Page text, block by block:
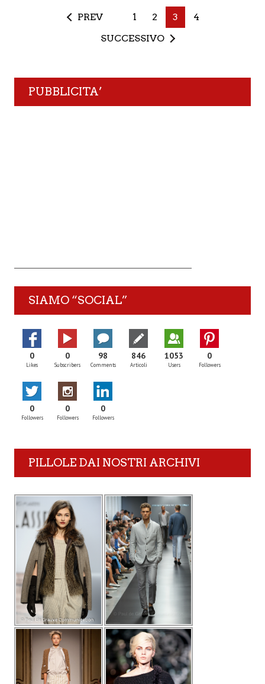
PREV 1 2 3
4
SUCCESSIVO
PUBBLICITA’
SIAMO “SOCIAL”
0
Likes
0
Subscribers
98
Comments
846
Articoli
1053
Users
0
Followers
0
Followers
0
Followers
0
Followers
PILLOLE DAI NOSTRI ARCHIVI